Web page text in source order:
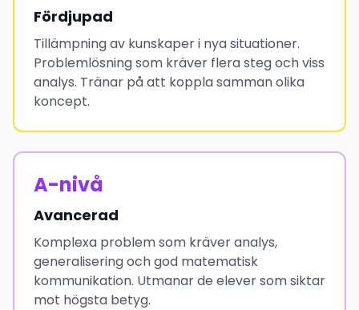
Fördjupad
Tillämpning av kunskaper i nya situationer.
Problemlösning som kräver flera steg och viss
analys. Tränar på att koppla samman olika
koncept.
A-nivå
Avancerad
Komplexa problem som kräver analys,
generalisering och god matematisk
kommunikation. Utmanar de elever som siktar
mot högsta betyg.